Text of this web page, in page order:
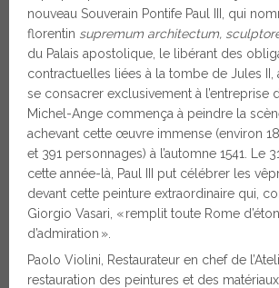
nouveau Souverain Pontife Paul III, qui
florentin supremum architectum,
du Palais apostolique, le libérant des
contractuelles liées à la tombe de Jules II,
se consacrer exclusivement à l’entreprise
Michel-Ange commença à peindre la scène
achevant cette œuvre immense (environ
et 391 personnages) à l’automne 1541. Le
cette année-là, Paul III put célébrer les
devant cette peinture extraordinaire qui,
Giorgio Vasari, « remplit toute Rome
d’admiration ».
Paolo Violini, Restaurateur en chef de
restauration des peintures et des